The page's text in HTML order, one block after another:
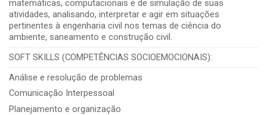
matemáticas, computacionais e de simulação de suas
atividades, analisando, interpretar e agir em situações
pertinentes à engenharia civil nos temas de ciência do
ambiente, saneamento e construção civil.
SOFT SKILLS (COMPETÊNCIAS SOCIOEMOCIONAIS):
Análise e resolução de problemas
Comunicação Interpessoal
Planejamento e organização